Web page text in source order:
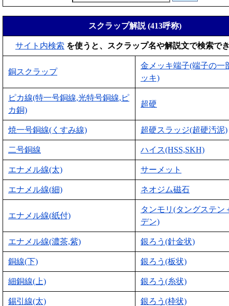
スクラップ解説 (413呼称)
サイト内検索 を使うと、スクラップ名や解説文で検索で
銅スクラップ
金メッキ端子(端子の一
ッキ)
ピカ線(特一号銅線,光特号銅線,ピ
カ銅)
超硬
焼一号銅線(くすみ線) 超硬スラッジ(超硬汚泥)
二号銅線 ハイス(HSS,SKH)
エナメル線(太) サーメット
エナメル線(細) ネオジム磁石
エナメル線(紙付)
タンモリ(タングステン
デン)
エナメル線(濃茶,紫) 銀ろう(針金状)
銅線(下) 銀ろう(板状)
細銅線(上) 銀ろう(糸状)
錫引線(太) 銀ろう(枠状)